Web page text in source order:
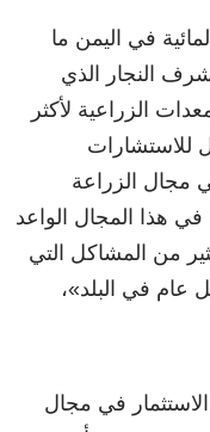
في اليمن ما
النجار الذي
الزراعية لأكثر
للاستشارات
مجال الزراعة
هذا المجال الواعد
من المشاكل التي
عام في البلد»،
في مجال